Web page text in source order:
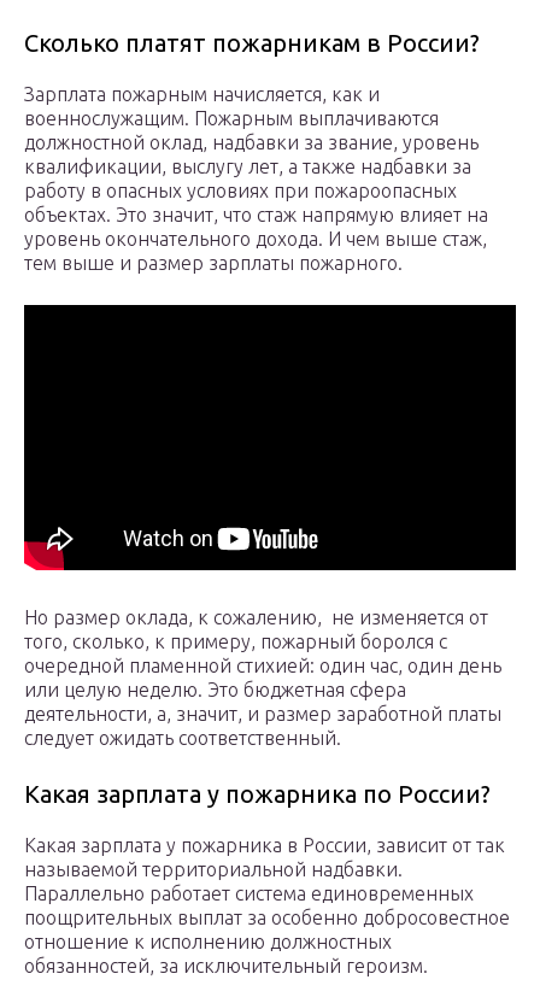
Сколько платят пожарникам в России?
Зарплата пожарным начисляется, как и
военнослужащим. Пожарным выплачиваются
должностной оклад, надбавки за звание, уровень
квалификации, выслугу лет, а также надбавки за
работу в опасных условиях при пожароопасных
объектах. Это значит, что стаж напрямую влияет на
уровень окончательного дохода. И чем выше стаж,
тем выше и размер зарплаты пожарного.
Но размер оклада, к сожалению, не изменяется от
того, сколько, к примеру, пожарный боролся с
очередной пламенной стихией: один час, один день
или целую неделю. Это бюджетная сфера
деятельности, а, значит, и размер заработной платы
следует ожидать соответственный.
Какая зарплата у пожарника по России?
Какая зарплата у пожарника в России, зависит от так
называемой территориальной надбавки.
Параллельно работает система единовременных
поощрительных выплат за особенно добросовестное
отношение к исполнению должностных
обязанностей, за исключительный героизм.